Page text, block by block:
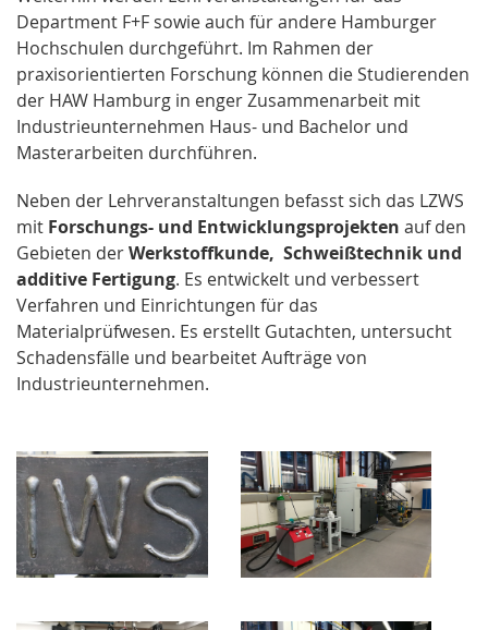
Department F+F sowie auch für andere Hamburger
Hochschulen durchgeführt. Im Rahmen der
praxisorientierten Forschung können die Studierenden
der HAW Hamburg in enger Zusammenarbeit mit
Industrieunternehmen Haus- und Bachelor und
Masterarbeiten durchführen.
Neben der Lehrveranstaltungen befasst sich das LZWS
mit Forschungs- und Entwicklungsprojekten auf den
Gebieten derWerkstoffkunde, Schweißtechnik und
additive Fertigung. Es entwickelt und verbessert
Verfahren und Einrichtungen für das
Materialprüfwesen. Es erstellt Gutachten, untersucht
Schadensfälle und bearbeitet Aufträge von
Industrieunternehmen.